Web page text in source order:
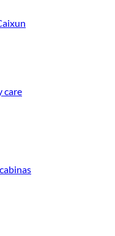
en Sodimac.
renovación y decoración.
care